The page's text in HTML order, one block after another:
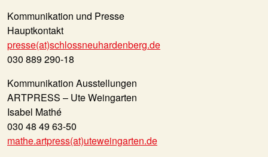
Kommunikation und Presse
Hauptkontakt
presse(at)schlossneuhardenberg.de
030 889 290-18
Kommunikation Ausstellungen
ARTPRESS – Ute Weingarten
Isabel Mathé
030 48 49 63-50
mathe.artpress(at)uteweingarten.de